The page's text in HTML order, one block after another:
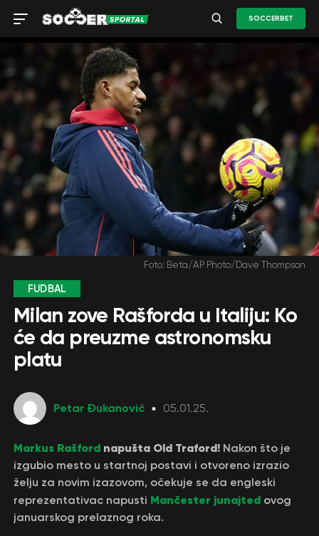
SOCCERBET
Foto: Beta/AP Photo/Dave Thompson
FUDBAL
Milan zove Rašforda u Italiju: Ko
će da preuzme astronomsku
platu
Petar Đukanović 05.01.25.
Markus Rašfordnapušta Old Traford!Nakon što je
izgubio mesto u startnoj postavi i otvoreno izrazio
želju za novim izazovom, očekuje se da engleski
reprezentativac napusti Mančester junajtedovog
januarskog prelaznog roka.